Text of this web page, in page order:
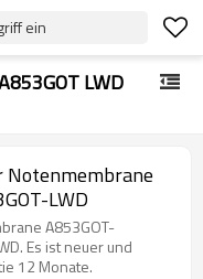
ein
LWD
Notenmembrane
LWD
A853GOT-
Es ist neuer und
12 Monate.